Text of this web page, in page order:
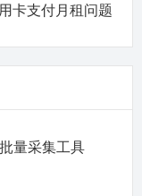
卡支付月租问题
量采集工具